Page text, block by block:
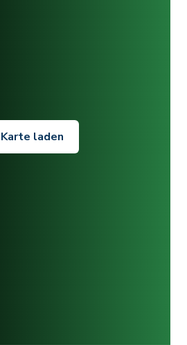
Karte laden